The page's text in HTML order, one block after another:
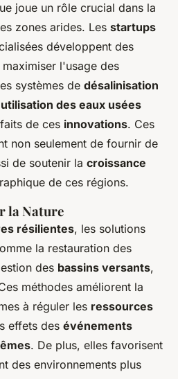
joue un rôle crucial dans la
zones arides. Les startups
développent des
l'usage des
systèmes de désalinisation
des eaux usées
de ces innovations. Ces
non seulement de fournir de
de soutenir la croissance
de ces régions.
la Nature
résilientes, les solutions
la restauration des
des bassins versants,
méthodes améliorent la
à réguler les ressources
effets des événements
. De plus, elles favorisent
des environnements plus